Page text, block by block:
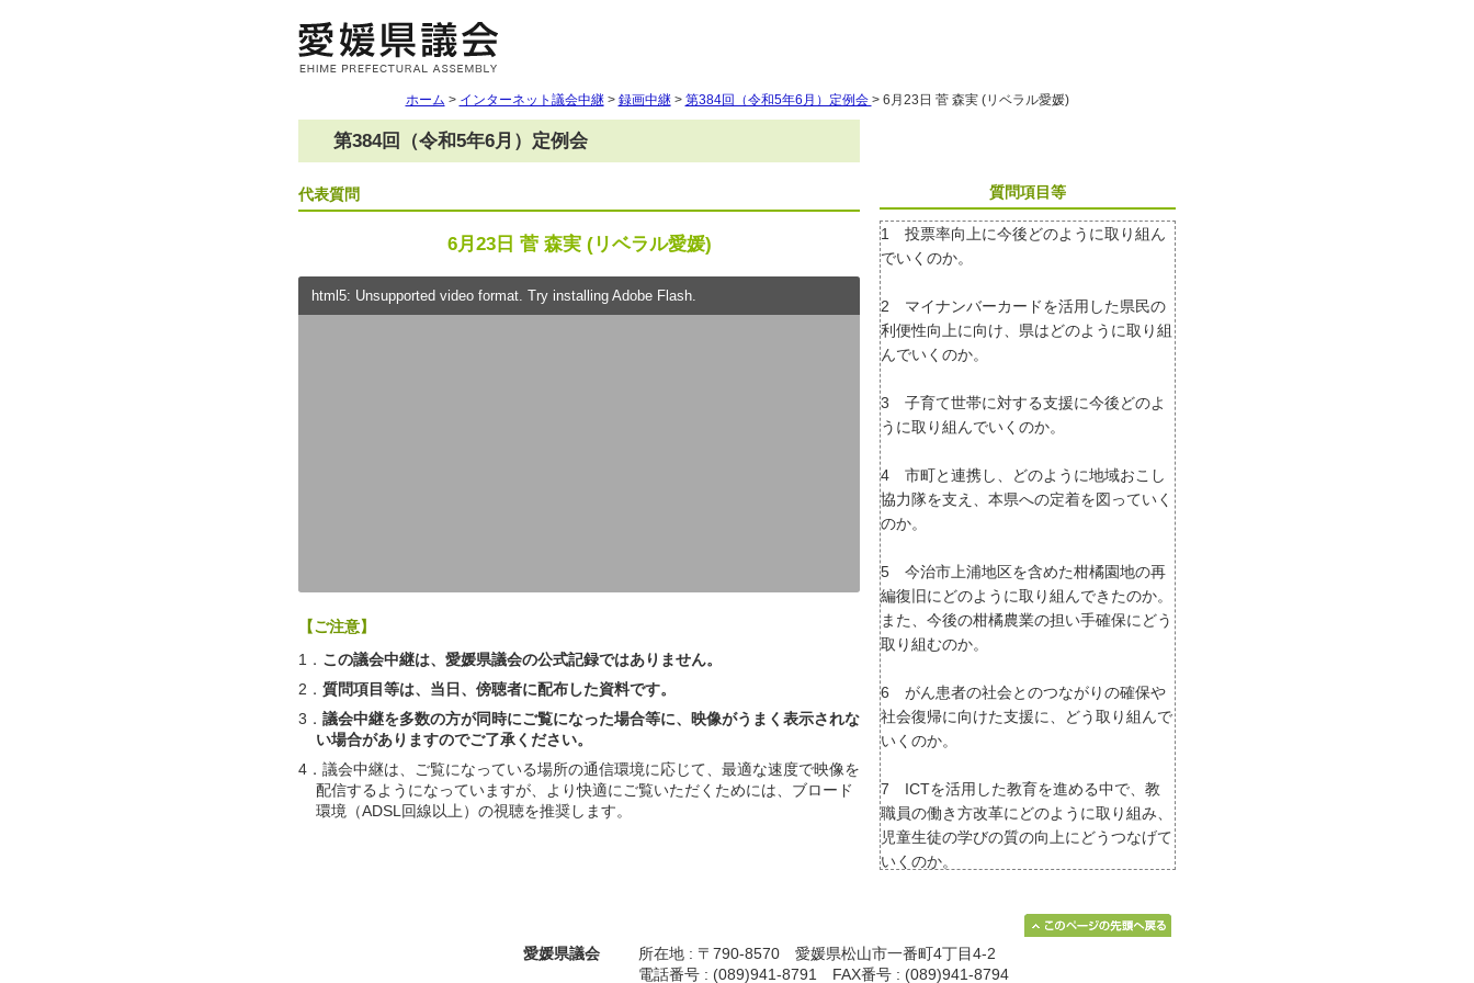
ホーム > インターネット議会中継> 録画中継> 第384回（令和5年6月）定例会 > 6月23日 菅 森実 (リベラル愛媛)
第384回（令和5年6月）定例会
代表質問
6月23日 菅 森実 (リベラル愛媛)
html5: Unsupported video format. Try installing Adobe Flash.
【ご注意】
1． この議会中継は、愛媛県議会の公式記録ではありません。
2． 質問項目等は、当日、傍聴者に配布した資料です。
3． 議会中継を多数の方が同時にご覧になった場合等に、映像がうまく表示されな
い場合がありますのでご了承ください。
4．議会中継は、ご覧になっている場所の通信環境に応じて、最適な速度で映像を
配信するようになっていますが、より快適にご覧いただくためには、ブロード
環境（ADSL回線以上）の視聴を推奨します。
質問項目等
1 投票率向上に今後どのように取り組ん
でいくのか。
2 マイナンバーカードを活用した県民の
利便性向上に向け、県はどのように取り組
んでいくのか。
3 子育て世帯に対する支援に今後どのよ
うに取り組んでいくのか。
4 市町と連携し、どのように地域おこし
協力隊を支え、本県への定着を図っていく
のか。
5 今治市上浦地区を含めた柑橘園地の再
編復旧にどのように取り組んできたのか。
また、今後の柑橘農業の担い手確保にどう
取り組むのか。
6 がん患者の社会とのつながりの確保や
社会復帰に向けた支援に、どう取り組んで
いくのか。
7 ICTを活用した教育を進める中で、教
職員の働き方改革にどのように取り組み、
児童生徒の学びの質の向上にどうつなげて
いくのか。
愛媛県議会
所在地 : 〒790-8570 愛媛県松山市一番町4丁目4-2
電話番号 : (089)941-8791 FAX番号 : (089)941-8794